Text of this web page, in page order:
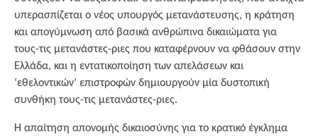
υπερασπίζεται ο νέος υπουργός μετανάστευσης, η κράτηση
και απογύμνωση από βασικά ανθρώπινα δικαιώματα για
τους-τις μετανάστες-ριες που καταφέρνουν να φθάσουν στην
Ελλάδα, και η εντατικοποίηση των απελάσεων και
‘εθελοντικών’ επιστροφών δημιουργούν μία δυστοπική
συνθήκη τους-τις μετανάστες-ριες.
Η απαίτηση απονομής δικαιοσύνης για το κρατικό έγκλημα